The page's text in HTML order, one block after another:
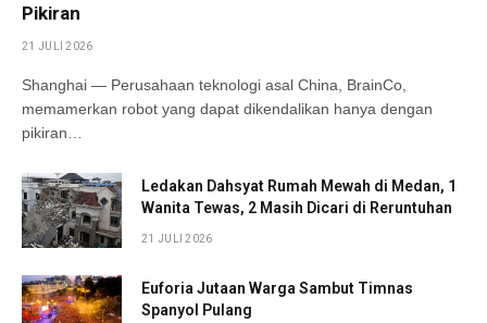
Pikiran
21 JULI 2026
Shanghai — Perusahaan teknologi asal China, BrainCo,
memamerkan robot yang dapat dikendalikan hanya dengan
pikiran…
Ledakan Dahsyat Rumah Mewah di Medan, 1
Wanita Tewas, 2 Masih Dicari di Reruntuhan
21 JULI 2026
Euforia Jutaan Warga Sambut Timnas
Spanyol Pulang